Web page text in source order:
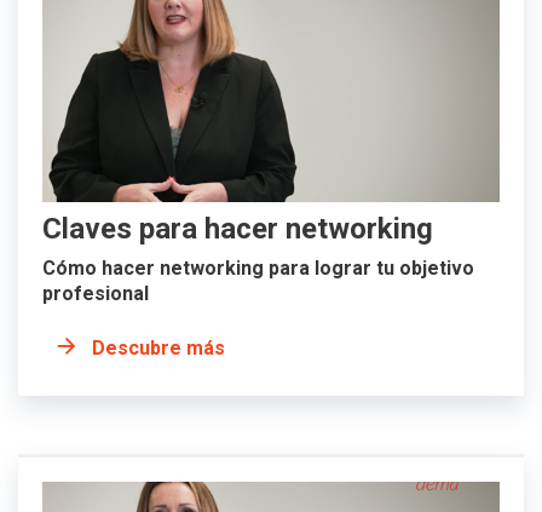
Claves para hacer networking
Cómo hacer networking para lograr tu objetivo
profesional
Descubre más